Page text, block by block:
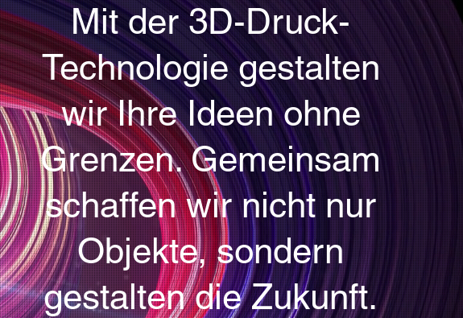
Mit der 3D-Druck-
Technologie gestalten
wir Ihre Ideen ohne
Grenzen. Gemeinsam
schaffen wir nicht nur
Objekte, sondern
gestalten die Zukunft.